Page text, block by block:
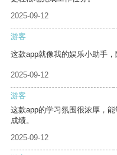
2025-09-12
游客
这款app就像我的娱乐小助手，
2025-09-12
游客
这款app的学习氛围很浓厚，
成绩。
2025-09-12